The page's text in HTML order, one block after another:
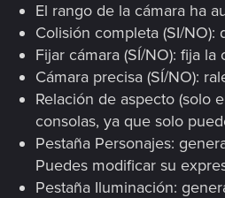
El rango de la cámara ha
Colisión completa (SI/
Fijar cámara (SÍ/NO): fija
Cámara precisa (SÍ/NO):
Relación de aspecto (solo
consolas, ya que solo
Pestaña Personajes:
Puedes modificar su
Pestaña Iluminación: